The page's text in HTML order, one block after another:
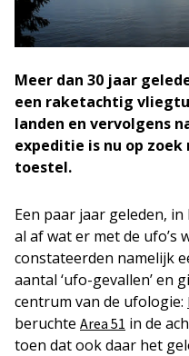
Meer dan 30 jaar
een raketachtig
landen en vervolgens
expeditie is nu op
toestel.
Een paar jaar geleden, in
al af wat er met de ufo’s
constateerden namelijk
aantal ‘ufo-gevallen’ en
centrum van de ufologie:
beruchte Area 51 in de
toen dat ook daar het